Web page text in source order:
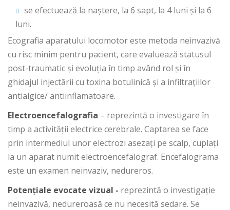
se efectuează la naștere, la 6 sapt, la 4 luni și la 6
luni.
Ecografia aparatului locomotor este metoda neinvazivă
cu risc minim pentru pacient, care evaluează statusul
post-traumatic și evoluția în timp având rol și în
ghidajul injectării cu toxina botulinică și a infiltrațiilor
antialgice/ antiinflamatoare.
Electroencefalografia – reprezintă o investigare în
timp a activității electrice cerebrale. Captarea se face
prin intermediul unor electrozi asezați pe scalp, cuplați
la un aparat numit electroencefalograf. Encefalograma
este un examen neinvaziv, nedureros.
Potențiale evocate vizual - reprezintă o investigație
neinvazivă, nedureroasă ce nu necesită sedare. Se